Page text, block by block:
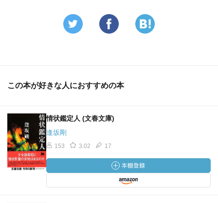
この本が好きな人におすすめの本
情状鑑定人 (文春文庫)
逢坂剛
153 3.02 17